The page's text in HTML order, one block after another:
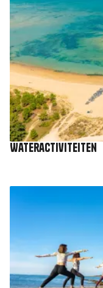
Wateractiviteiten
Afbeelding